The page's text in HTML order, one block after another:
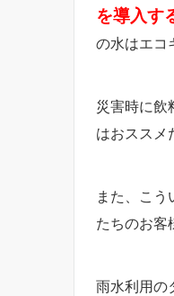
を導入す
の水はエコ
災害時に飲
はおススメ
また、こ
たちのお客
雨水利用の